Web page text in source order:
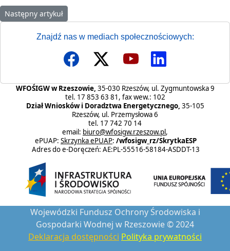
Następny artykuł: Przeciwdziałanie marnowaniu żywności
Następny artykuł
Znajdź nas w mediach społecznościowych:
WFOŚIGW w Rzeszowie, 35-030 Rzeszów, ul. Zygmuntowska 9
tel. 17 853 63 81, fax wew.: 102
Dział Wniosków i Doradztwa Energetycznego, 35-105
Rzeszów, ul. Przemysłowa 6
tel. 17 742 70 14
email: biuro@wfosigw.rzeszow.pl,
ePUAP: Skrzynka ePUAP: /wfosigw_rz/SkrytkaESP
Adres do e-Doręczeń: AE:PL-55516-58184-ASDDT-13
Wojewódzki Fundusz Ochrony Środowiska i
Gospodarki Wodnej w Rzeszowie © 2024
Deklaracja dostępności Polityka prywatności